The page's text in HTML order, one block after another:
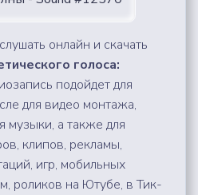
онлайн и скачать
голоса:
подойдет для
для видео монтажа,
музыки, а также для
клипов, рекламы,
игр, мобильных
роликов на Ютубе, в Тик-